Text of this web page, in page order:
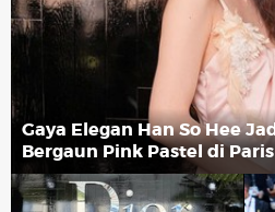
Gaya Elegan Han So Hee
Bergaun Pink Pastel di Paris